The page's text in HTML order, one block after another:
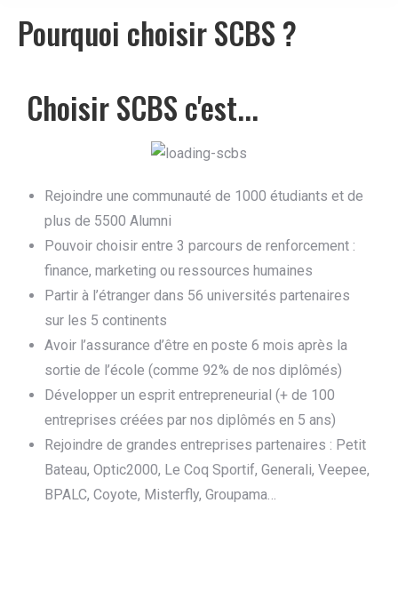
Pourquoi choisir SCBS ?
Choisir SCBS c'est...
Rejoindre une communauté de 1000 étudiants et de
plus de 5500 Alumni
Pouvoir choisir entre 3 parcours de renforcement :
finance, marketing ou ressources humaines
Partir à l’étranger dans 56 universités partenaires
sur les 5 continents
Avoir l’assurance d’être en poste 6 mois après la
sortie de l’école (comme 92% de nos diplômés)
Développer un esprit entrepreneurial (+ de 100
entreprises créées par nos diplômés en 5 ans)
Rejoindre de grandes entreprises partenaires : Petit
Bateau, Optic2000, Le Coq Sportif, Generali, Veepee,
BPALC, Coyote, Misterfly, Groupama…